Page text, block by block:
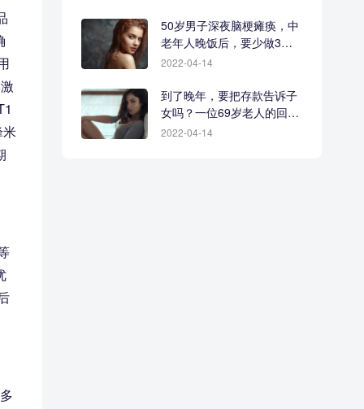
米
50岁男子深夜脑梗瘫痪，中
老年人晚饭后，要少做3件
事
2022-04-14
到了晚年，要把存款告诉子
女吗？一位69岁老人的回答
很现实
2022-04-14